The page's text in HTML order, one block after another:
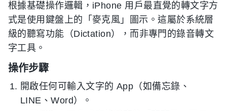
根據基礎操作邏輯，iPhone 用戶最直覺的轉文字方
式是使用鍵盤上的「麥克風」圖示。這屬於系統層
級的聽寫功能（Dictation），而非專門的錄音轉文
字工具。
操作步驟
開啟任何可輸入文字的 App（如備忘錄、
LINE、Word）。